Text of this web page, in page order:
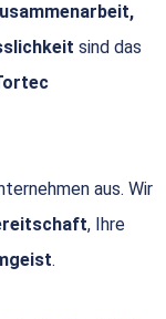
sind das
aus. Wir
, Ihre
.